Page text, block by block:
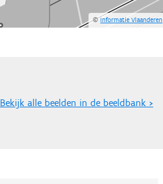
©Informatie Vlaanderen
Bekijk alle beelden in de beeldbank >